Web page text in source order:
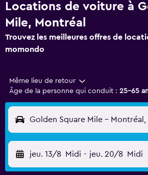
Locations de voiture à
Mile, Montréal
Trouvez les meilleures offres de
momondo
Même lieu de retour
Âge de la personne qui conduit : 25-65
Golden Square Mile - Montréal,
jeu. 13/8 Midi - jeu. 20/8 Midi